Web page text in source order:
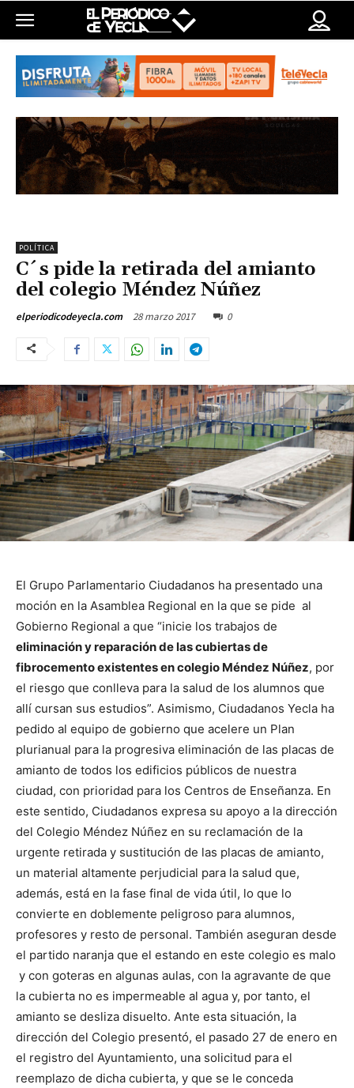
POLÍTICA
C´s pide la retirada del amianto
del colegio Méndez Núñez
elperiodicodeyecla.com 28 marzo 2017 0
El Grupo Parlamentario Ciudadanos ha presentado una
moción en la Asamblea Regional en la que se pide al
Gobierno Regional a que “inicie los trabajos de
eliminación y reparación de las cubiertas de
fibrocemento existentes en colegio Méndez Núñez, por
el riesgo que conlleva para la salud de los alumnos que
allí cursan sus estudios”. Asimismo, Ciudadanos Yecla ha
pedido al equipo de gobierno que acelere un Plan
plurianual para la progresiva eliminación de las placas de
amianto de todos los edificios públicos de nuestra
ciudad, con prioridad para los Centros de Enseñanza. En
este sentido, Ciudadanos expresa su apoyo a la dirección
del Colegio Méndez Núñez en su reclamación de la
urgente retirada y sustitución de las placas de amianto,
un material altamente perjudicial para la salud que,
además, está en la fase final de vida útil, lo que lo
convierte en doblemente peligroso para alumnos,
profesores y resto de personal. También aseguran desde
el partido naranja que el estando en este colegio es malo
y con goteras en algunas aulas, con la agravante de que
la cubierta no es impermeable al agua y, por tanto, el
amianto se desliza disuelto. Ante esta situación, la
dirección del Colegio presentó, el pasado 27 de enero en
el registro del Ayuntamiento, una solicitud para el
reemplazo de dicha cubierta, y que se le conceda